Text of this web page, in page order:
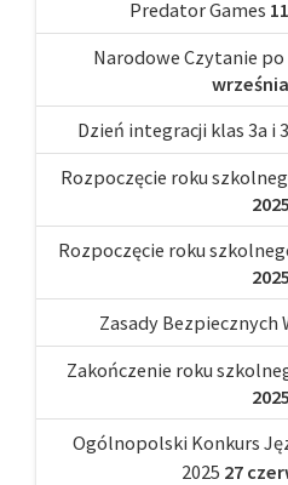
Predator Games
Narodowe Czytanie
Dzień integracji klas 3a i
Rozpoczęcie roku
2025
Rozpoczęcie roku
2025
Zasady Bezpiecznych
Zakończenie roku
2025
Ogólnopolski Konkurs
2025 27